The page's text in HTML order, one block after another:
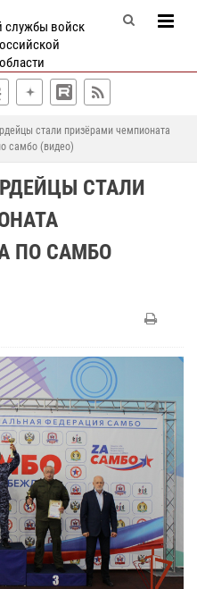
службы войск
стали призёрами чемпионата
самбо (видео)
СТАЛИ
ПО САМБО